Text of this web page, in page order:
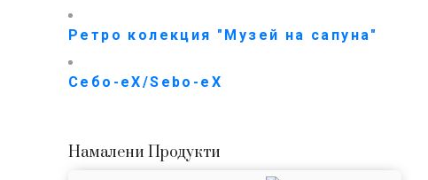
Ретро колекция "Музей на сапуна"
Себо-еХ/Sebo-eX
Намалени Продукти